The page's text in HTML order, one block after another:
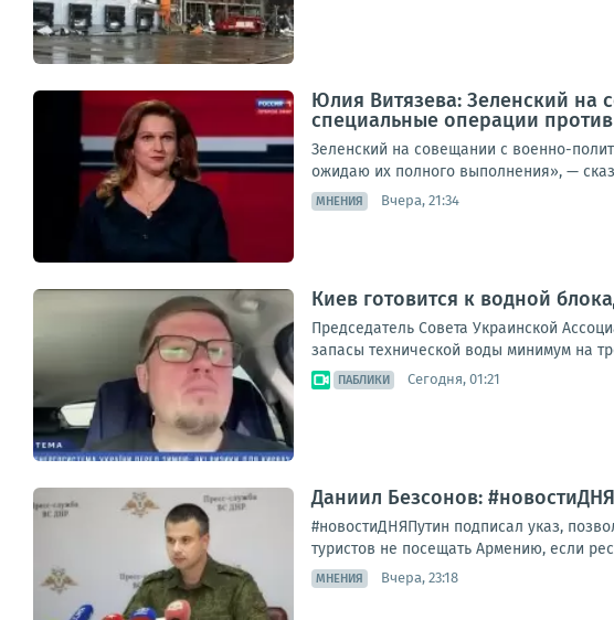
Юлия Витязева: Зеленский на
специальные операции
Зеленский на совещании с военно-
ожидаю их полного выполнения», —
МНЕНИЯ Вчера, 21:34
Киев готовится к водной
Председатель Совета Украинской
запасы технической воды минимум на
ПАБЛИКИ Сегодня, 01:21
Даниил Безсонов:
#новостиДНЯПутин подписал указ,
туристов не посещать Армению, если
МНЕНИЯ Вчера, 23:18